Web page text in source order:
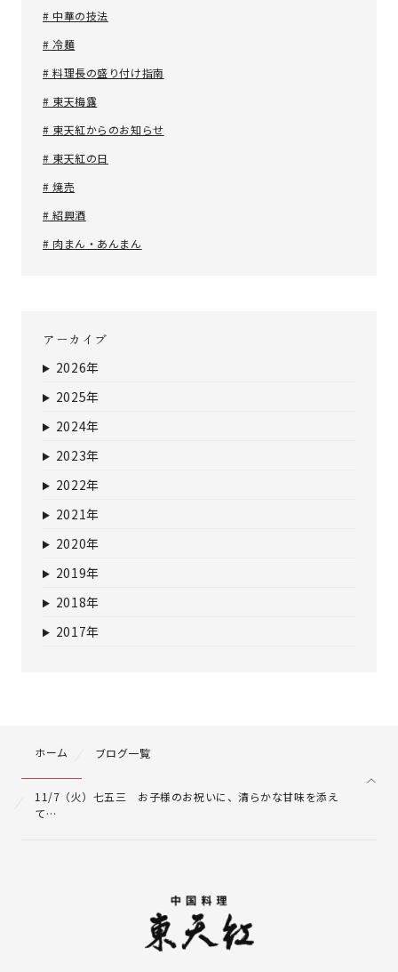
# 中華の技法
# 冷麺
# 料理長の盛り付け指南
# 東天梅露
# 東天紅からのお知らせ
# 東天紅の日
# 焼売
# 紹興酒
# 肉まん・あんまん
アーカイブ
2026年
2025年
2024年
2023年
2022年
2021年
2020年
2019年
2018年
2017年
ホーム ブログ一覧
11/7（火）七五三 お子様のお祝いに、清らかな甘味を添え
て…